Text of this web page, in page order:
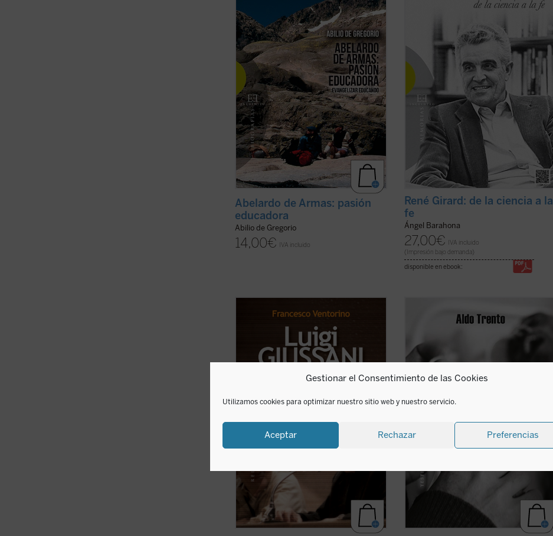
Gestionar el Consentimiento de las Cookies
Utilizamos cookies para optimizar nuestro sitio web y nuestro servicio.
Aceptar Rechazar Preferencias
estilo educativo de su maestro,
vertiendo en él sus convicciones,
adquiridas en la escuela de los Ejercicios
espirituales ...(ver ficha)
Abelardo de Armas: pasión
educadora
Abilio de Gregorio
14,00€ IVA incluido
interpelada e incómoda por su teoría?
la cultura», otros el «Hegel del ...
René Girard: de la ciencia a la
fe
Ángel Barahona
27,00€
IVA incluido
(Impresión bajo demanda)
disponible en ebook:
La amistad era para Luigi Giussani,
fundador del movimiento eclesial
Comunión y Liberación, la virtud
suprema y camino a la verdad. Era para
muchos un padre y un maestro que sabía
renunciaba a enseñar, siempre ...(ver
«Privilegiados debemos considerarnos
quienes conocemos al padre Aldo, un
hombre enamorado de Cristo. [...] El
padre Aldo recoge a niños y ancianos de
la calle, enfermos terminales, enfermos
cobijo, comida y ... (ver ficha)